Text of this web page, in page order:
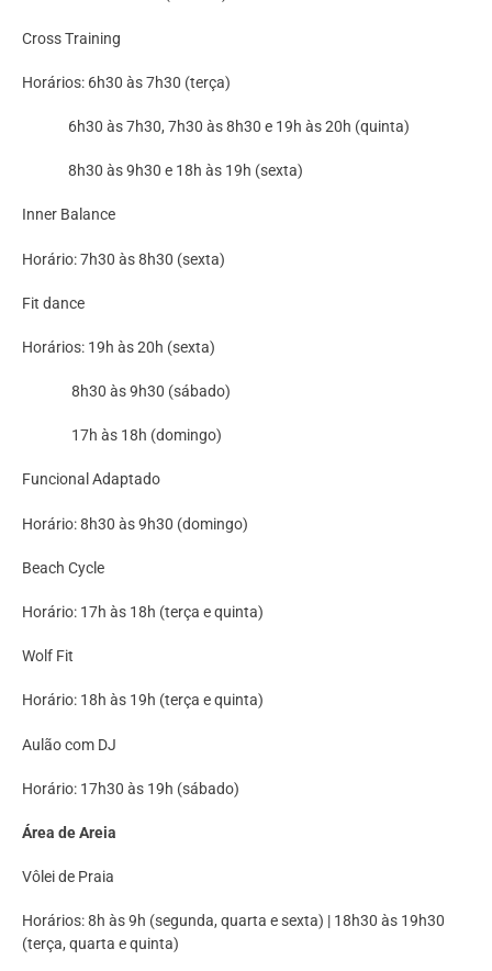
Cross Training
Horários: 6h30 às 7h30 (terça)
6h30 às 7h30, 7h30 às 8h30 e 19h às 20h (quinta)
8h30 às 9h30 e 18h às 19h (sexta)
Inner Balance
Horário: 7h30 às 8h30 (sexta)
Fit dance
Horários: 19h às 20h (sexta)
8h30 às 9h30 (sábado)
17h às 18h (domingo)
Funcional Adaptado
Horário: 8h30 às 9h30 (domingo)
Beach Cycle
Horário: 17h às 18h (terça e quinta)
Wolf Fit
Horário: 18h às 19h (terça e quinta)
Aulão com DJ
Horário: 17h30 às 19h (sábado)
Área de Areia
Vôlei de Praia
Horários: 8h às 9h (segunda, quarta e sexta) | 18h30 às 19h30
(terça, quarta e quinta)